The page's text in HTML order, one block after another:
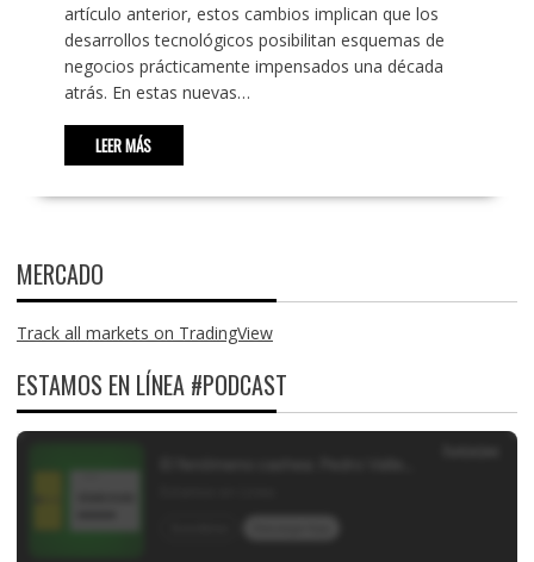
artículo anterior, estos cambios implican que los
desarrollos tecnológicos posibilitan esquemas de
negocios prácticamente impensados una década
atrás. En estas nuevas…
LEER MÁS
MERCADO
Track all markets on TradingView
ESTAMOS EN LÍNEA #PODCAST